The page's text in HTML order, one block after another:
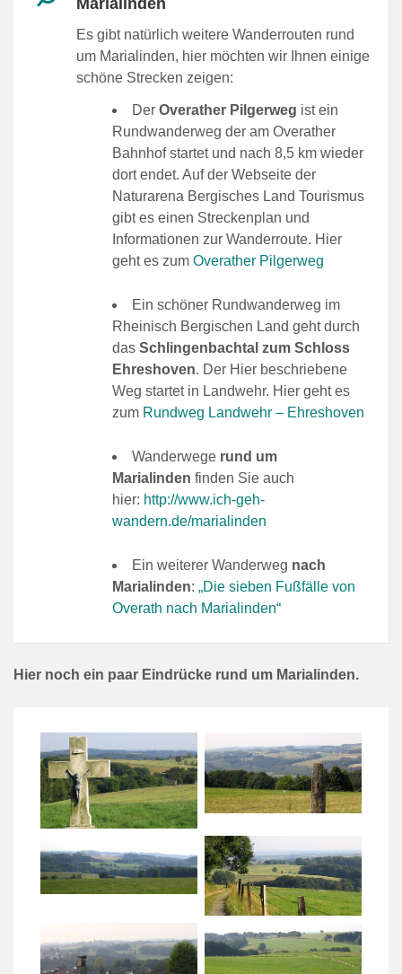
Marialinden
Es gibt natürlich weitere Wanderrouten rund
um Marialinden, hier möchten wir Ihnen einige
schöne Strecken zeigen:
Der Overather Pilgerweg ist ein
Rundwanderweg der am Overather
Bahnhof startet und nach 8,5 km wieder
dort endet. Auf der Webseite der
Naturarena Bergisches Land Tourismus
gibt es einen Streckenplan und
Informationen zur Wanderroute. Hier
geht es zum Overather Pilgerweg
Ein schöner Rundwanderweg im
Rheinisch Bergischen Land geht durch
das Schlingenbachtal zum Schloss
Ehreshoven. Der Hier beschriebene
Weg startet in Landwehr. Hier geht es
zum Rundweg Landwehr – Ehreshoven
Wanderwege rund um
Marialinden finden Sie auch
hier: http://www.ich-geh-
wandern.de/marialinden
Ein weiterer Wanderweg nach
Marialinden: „Die sieben Fußfälle von
Overath nach Marialinden“
Hier noch ein paar Eindrücke rund um Marialinden.